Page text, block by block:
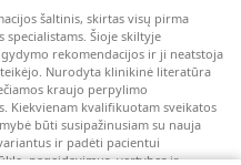
šaltinis, skirtas visų pirma
Šioje skiltyje
rekomendacijos ir ji neatstoja
Nurodyta klinikinė literatūra
kraujo perpylimo
Kiekvienam kvalifikuotam sveikatos
būti susipažinusiam su nauja
ir padėti pacientui
pageidavimus, vertybes ir